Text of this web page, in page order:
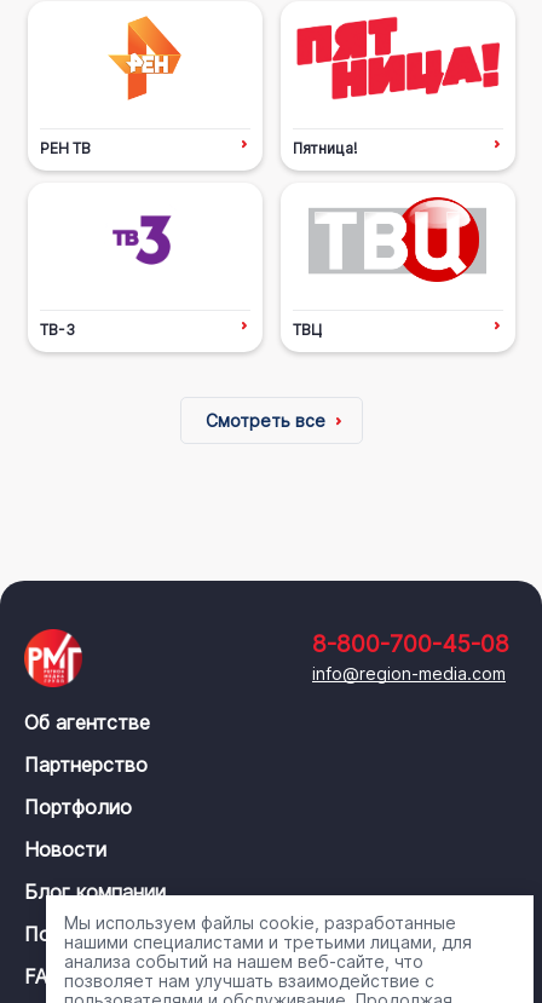
РЕН ТВ Пятница!
ТВ-3 ТВЦ
Смотреть все
8-800-700-45-08
info@region-media.com
Об агентстве
Партнерство
Портфолио
Новости
Блог компании
Политика конфиденциальности
FAQ
Мы используем файлы cookie, разработанные
нашими специалистами и третьими лицами, для
анализа событий на нашем веб-сайте, что
позволяет нам улучшать взаимодействие с